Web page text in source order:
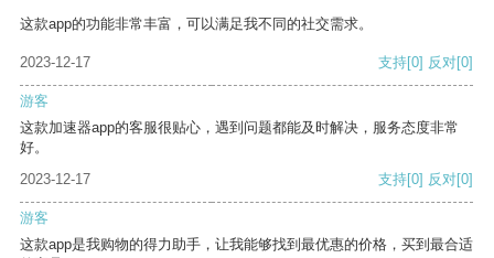
这款app的功能非常丰富，可以满足我不同的社交需求。
2023-12-17 支持[0] 反对[0]
游客
这款加速器app的客服很贴心，遇到问题都能及时解决，服务态度非常
好。
2023-12-17
支持[0] 反对[0]
游客
这款app是我购物的得力助手，让我能够找到最优惠的价格，买到最合适